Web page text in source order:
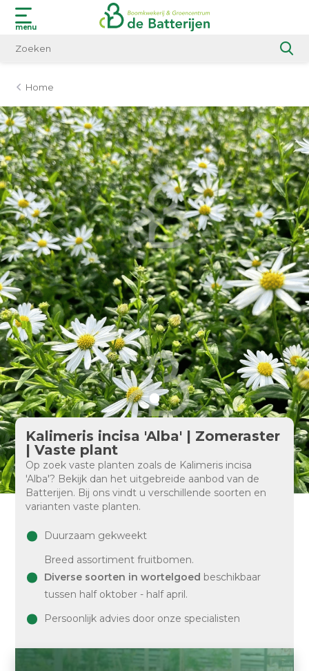
menu
Home
Kalimeris incisa 'Alba' | Zomeraster
| Vaste plant
Op zoek vaste planten zoals de Kalimeris incisa
'Alba'? Bekijk dan het uitgebreide aanbod van de
Batterijen. Bij ons vindt u verschillende soorten en
varianten vaste planten.
Duurzaam gekweekt
Breed assortiment fruitbomen.
Diverse soorten in wortelgoed beschikbaar
tussen half oktober - half april.
Persoonlijk advies door onze specialisten